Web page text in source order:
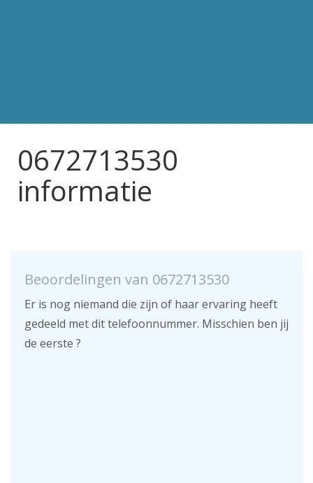
0672713530
informatie
Beoordelingen van 0672713530
Er is nog niemand die zijn of haar ervaring heeft
gedeeld met dit telefoonnummer. Misschien ben jij
de eerste ?